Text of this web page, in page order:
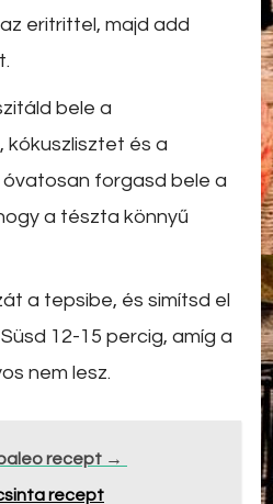
eritrittel, majd add
bele a
kókuszlisztet és a
forgasd bele a
a tészta könnyű
a tepsibe, és simítsd el
12-15 percig, amíg a
nem lesz.
recept →
recept